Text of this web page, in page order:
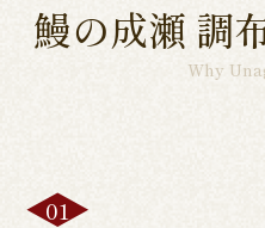
鰻の成瀬 調
Why